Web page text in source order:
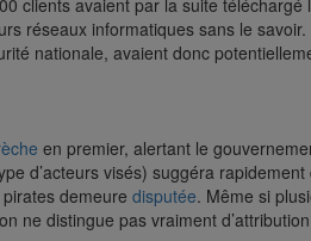
clients avaient par la suite téléchargé
réseaux informatiques sans le
nationale, avaient donc
en premier, alertant le
d’acteurs visés) suggéra rapidement
demeure disputée. Même si
ne distingue pas vraiment